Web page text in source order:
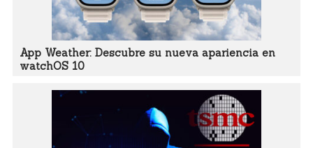
App Weather: Descubre su nueva apariencia en
watchOS 10